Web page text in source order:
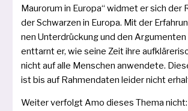
Maurorum in Europa“ wid­met er sich der
der Schwarzen in Europa. Mit der
nen Unterdrückung und den Argumenten
ent­tarnt er, wie sei­ne Zeit ihre
nicht auf alle Menschen anwen­de­te.
ist bis auf Rahmendaten lei­der nicht
Weiter ver­folgt Amo die­ses Thema